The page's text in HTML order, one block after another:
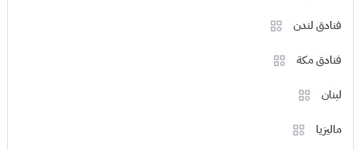
فنادق لندن
فنادق مكة
لبنان
ماليزيا